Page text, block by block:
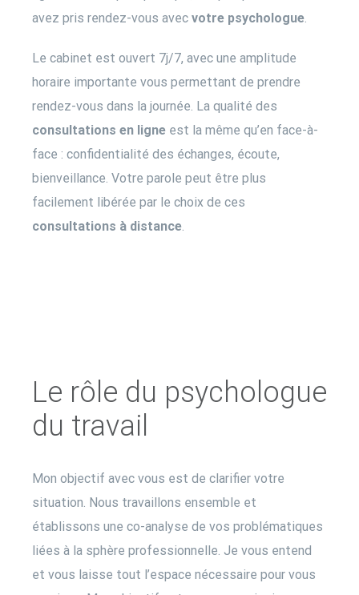
avez pris rendez-vous avec votre psychologue.
Le cabinet est ouvert 7j/7, avec une amplitude
horaire importante vous permettant de prendre
rendez-vous dans la journée. La qualité des
consultations en ligne est la même qu’en face-à-
face : confidentialité des échanges, écoute,
bienveillance. Votre parole peut être plus
facilement libérée par le choix de ces
consultations à distance.
Le rôle du psychologue
du travail
Mon objectif avec vous est de clarifier votre
situation. Nous travaillons ensemble et
établissons une co-analyse de vos problématiques
liées à la sphère professionnelle. Je vous entend
et vous laisse tout l’espace nécessaire pour vous